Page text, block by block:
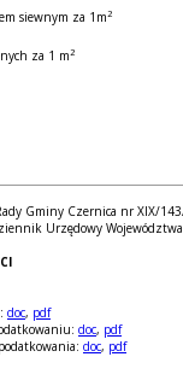
siewnym za 1m 2
za 1 m 2
Gminy Czernica nr XIX/
Urzędowy
doc, pdf
doc, pdf
doc, pdf